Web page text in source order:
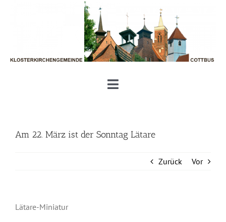
Toggle
Geben und Nehmen
Am 22. März ist der Sonntag Lätare
Zurück Vor
Lätare-Miniatur